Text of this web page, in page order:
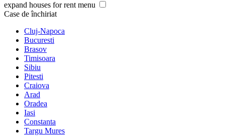
expand houses for rent menu
Case de închiriat
Cluj-Napoca
Bucuresti
Brasov
Timisoara
Sibiu
Pitesti
Craiova
Arad
Oradea
Iasi
Constanta
Targu Mures